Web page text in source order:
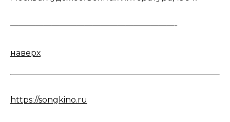
————————————————————-
наверх
https://songkino.ru